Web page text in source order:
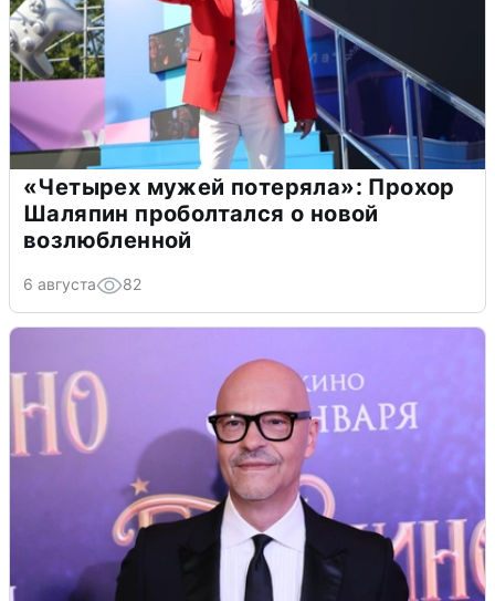
«Четырех мужей потеряла»: Прохор
Шаляпин проболтался о новой
возлюбленной
6 августа 82